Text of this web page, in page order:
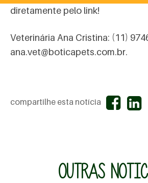
diretamente pelo link!
Veterinária Ana Cristina: (11)
ana.vet@boticapets.com.br.
compartilhe esta notícia
OUTRAS